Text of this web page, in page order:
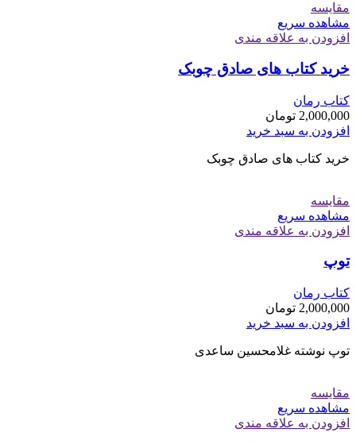
مقایسه
مشاهده سریع
افزودن به علاقه مندی
خرید کتاب های صادق چوبک
کتاب رمان
2,000,000 تومان
افزودن به سبد خرید
خرید کتاب های صادق چوبک
مقایسه
مشاهده سریع
افزودن به علاقه مندی
توپ
کتاب رمان
2,000,000 تومان
افزودن به سبد خرید
توپ نوشته غلامحسین ساعدی
مقایسه
مشاهده سریع
افزودن به علاقه مندی